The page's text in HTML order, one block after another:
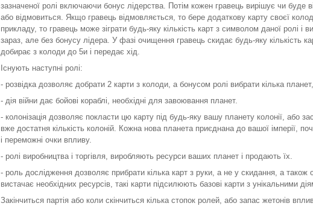
зазначеної ролі включаючи бонус лідерства. Потім кожен гравець вирішує чи буде
або відмовиться. Якщо гравець відмовляється, то бере додаткову карту своєї
прикладу, то гравець може зіграти будь-яку кількість карт з символом даної ролі і
зараз, але без бонусу лідера. У фазі очищення гравець скидає будь-яку кількість
добирає з колоди до 5и і передає хід.
Існують наступні ролі:
- розвідка дозволяє добрати 2 карти з колоди, а бонусом ролі вибрати кілька
- дія війни дає бойові кораблі, необхідні для завоювання планет.
- колонізація дозволяє покласти цю карту під будь-яку вашу планету колонії, або
вже достатня кількість колоній. Кожна нова планета приєднана до вашої імперії,
і переможні очки впливу.
- ролі виробництва і торгівля, виробляють ресурси ваших планет і продають їх.
- роль дослідження дозволяє прибрати кілька карт з руки, а не у скидання, а також
вистачає необхідних ресурсів, такі карти підсилюють базові карти з унікальними
Закінчиться партія або коли скінчиться кілька стопок ролей, або запас жетонів